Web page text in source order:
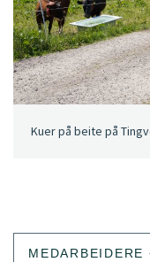
Kuer på beite på
MEDARBEIDERE